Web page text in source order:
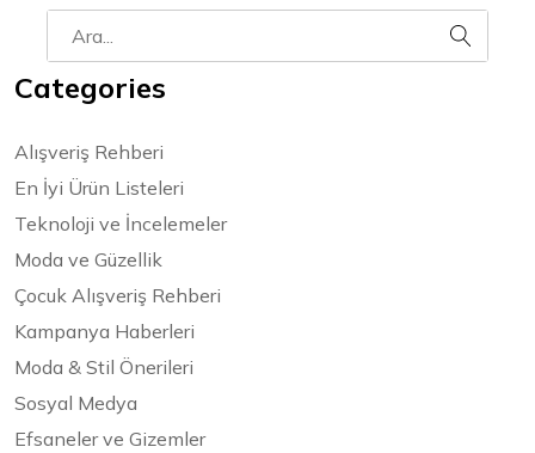
Categories
Alışveriş Rehberi
En İyi Ürün Listeleri
Teknoloji ve İncelemeler
Moda ve Güzellik
Çocuk Alışveriş Rehberi
Kampanya Haberleri
Moda & Stil Önerileri
Sosyal Medya
Efsaneler ve Gizemler